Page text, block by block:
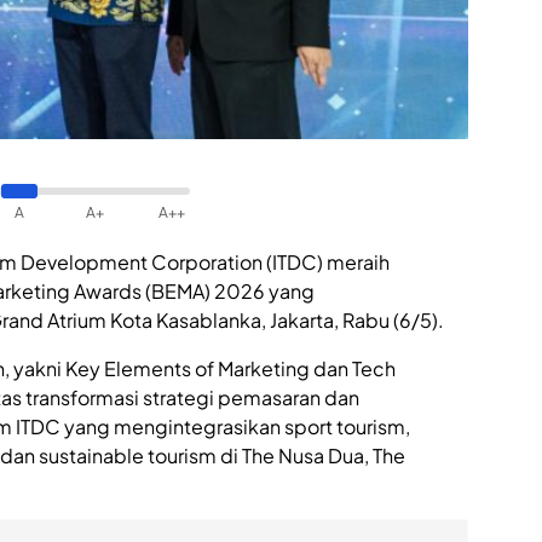
A A+ A++
Development Corporation (ITDC) meraih
Awards (BEMA) 2026 yang
Atrium Kota Kasablanka, Jakarta, Rabu (6/5).
Key Elements of Marketing dan Tech
transformasi strategi pemasaran dan
yang mengintegrasikan sport tourism,
sustainable tourism di The Nusa Dua, The